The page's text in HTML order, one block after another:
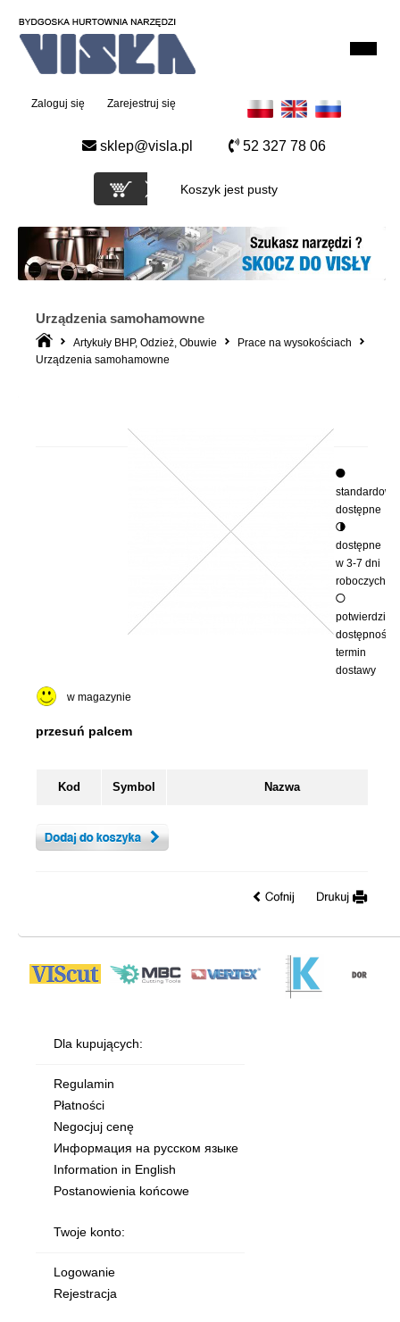
Zarejestruj się
Zaloguj się
sklep@visla.pl 52 327 78 06
Koszyk jest pusty
Urządzenia samohamowne
Artykuły BHP, Odzież, Obuwie
Prace na wysokościach
Urządzenia samohamowne
standardowo
dostępne
dostępne
w 3-7 dni
roboczych
potwierdzimy
dostępność i
termin
dostawy
w magazynie
Kod Symbol Nazwa
Dla kupujących:
Regulamin
Płatności
Negocjuj cenę
Информация на русском языке
Information in English
Postanowienia końcowe
Twoje konto:
Logowanie
Rejestracja